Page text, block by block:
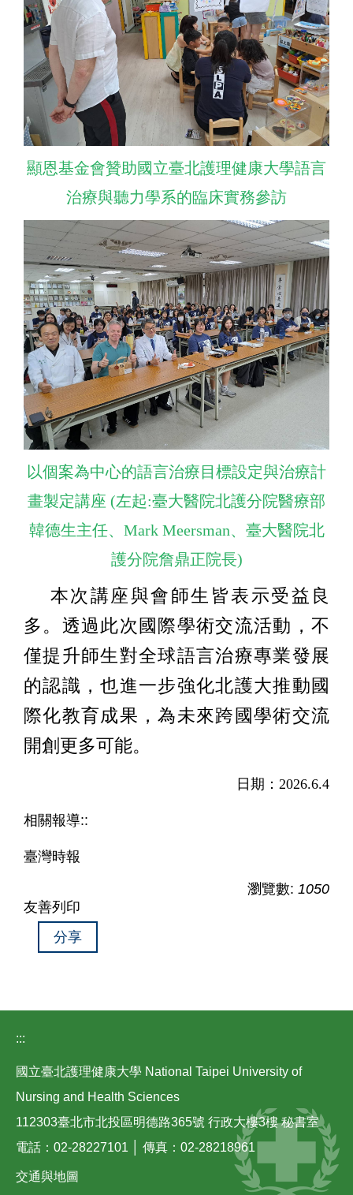
顯恩基金會贊助國立臺北護理健康大學語言
治療與聽力學系的臨床實務參訪
以個案為中心的語言治療目標設定與治療計
畫製定講座 (左起:臺大醫院北護分院醫療部
韓德生主任、Mark Meersman、臺大醫院北
護分院詹鼎正院長)
本次講座與會師生皆表示受益良
多。透過此次國際學術交流活動，不
僅提升師生對全球語言治療專業發展
的認識，也進一步強化北護大推動國
際化教育成果，為未來跨國學術交流
開創更多可能。
日期：2026.6.4
相關報導::
臺灣時報
瀏覽數: 1050
友善列印
分享
:::
國立臺北護理健康大學 National Taipei University of
Nursing and Health Sciences
112303臺北市北投區明德路365號 行政大樓3樓 秘書室
電話：02-28227101 │ 傳真：02-28218961
交通與地圖